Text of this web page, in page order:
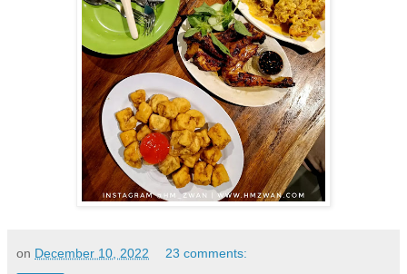
on December 10, 2022 23 comments: